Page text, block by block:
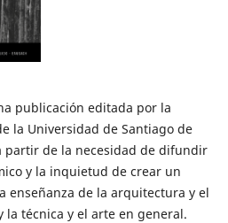
publicación editada por la
la Universidad de Santiago de
partir de la necesidad de difundir
y la inquietud de crear un
enseñanza de la arquitectura y el
técnica y el arte en general.